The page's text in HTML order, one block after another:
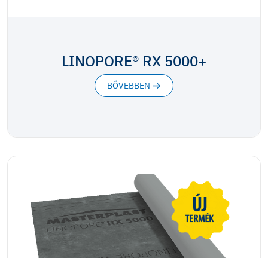
LINOPORE® RX 5000+
BŐVEBBEN